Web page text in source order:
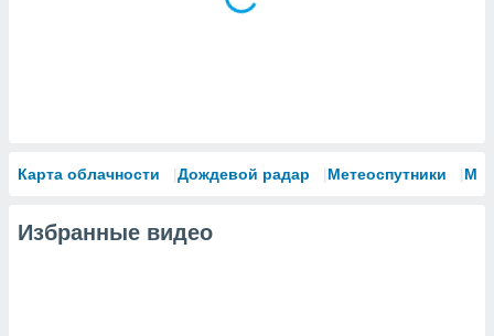
Карта облачности Дождевой радар Метеоспутники
Избранные видео